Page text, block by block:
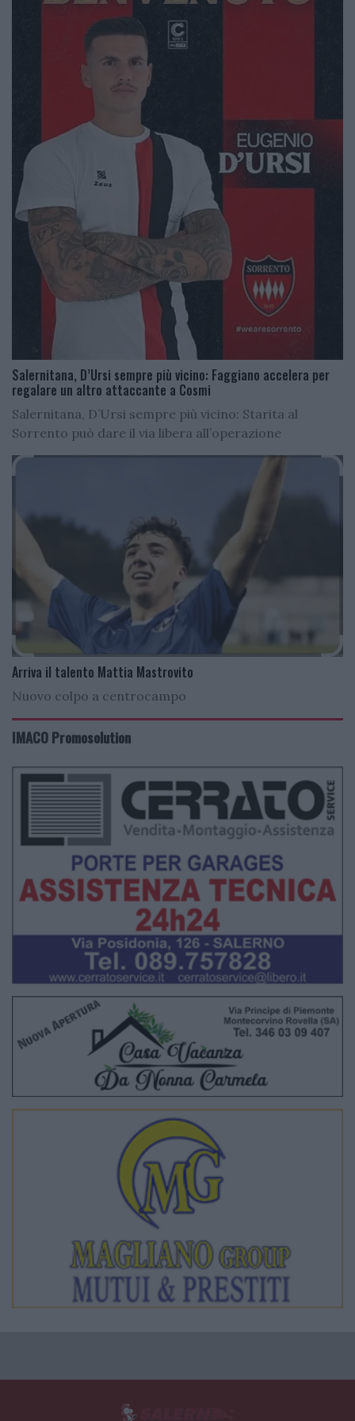
Salernitana, D’Ursi sempre più vicino: Faggiano accelera per
regalare un altro attaccante a Cosmi
Salernitana, D’Ursi sempre più vicino: Starita al
Sorrento può dare il via libera all’operazione
Arriva il talento Mattia Mastrovito
Nuovo colpo a centrocampo
IMACO Promosolution